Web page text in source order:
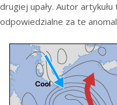
drugiej upały. Autor
odpowiedzialne za te